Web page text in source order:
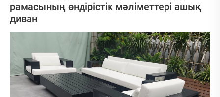
рамасының өндірістік мәліметтері ашық
диван